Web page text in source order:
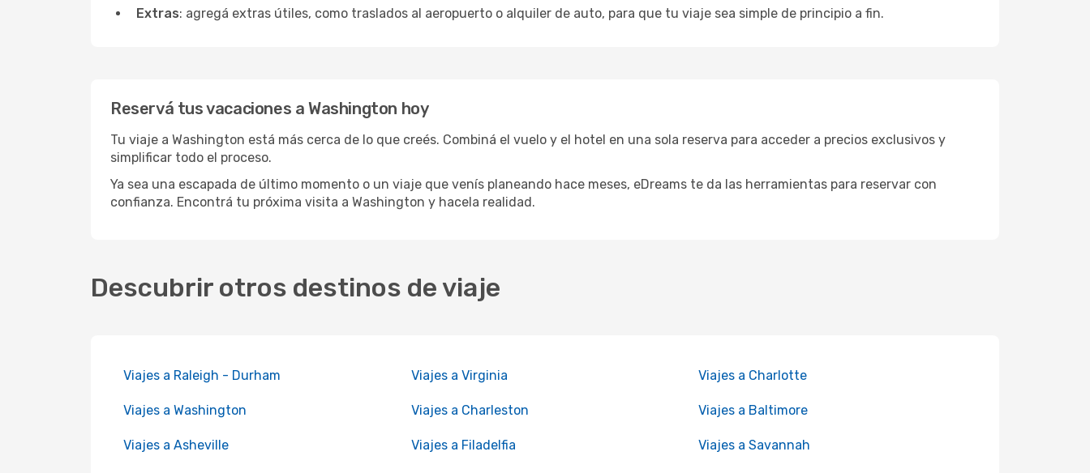
Extras: agregá extras útiles, como traslados al aeropuerto o alquiler de auto, para que tu viaje sea simple de principio a fin.
Reservá tus vacaciones a Washington hoy
Tu viaje a Washington está más cerca de lo que creés. Combiná el vuelo y el hotel en una sola reserva para acceder a precios exclusivos y
simplificar todo el proceso.
Ya sea una escapada de último momento o un viaje que venís planeando hace meses, eDreams te da las herramientas para reservar con
confianza. Encontrá tu próxima visita a Washington y hacela realidad.
Descubrir otros destinos de viaje
Viajes a Raleigh - Durham Viajes a Virginia Viajes a Charlotte
Viajes a Washington Viajes a Charleston Viajes a Baltimore
Viajes a Asheville Viajes a Filadelfia Viajes a Savannah